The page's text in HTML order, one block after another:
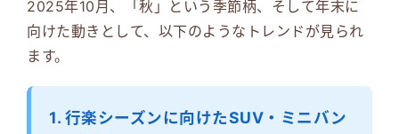
2025年10月、「秋」という季節柄、そして年末に
向けた動きとして、以下のようなトレンドが見られ
ます。
1. 行楽シーズンに向けたSUV・ミニバン